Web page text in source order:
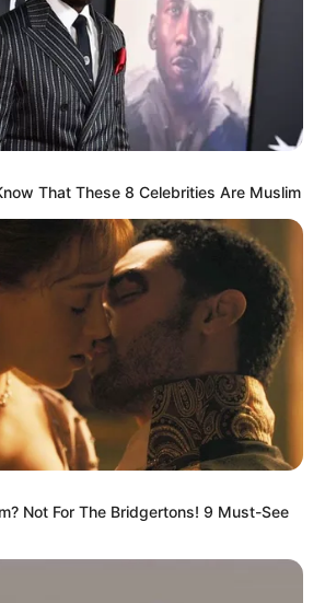
That These 8 Celebrities Are Muslim
Not For The Bridgertons! 9 Must-See